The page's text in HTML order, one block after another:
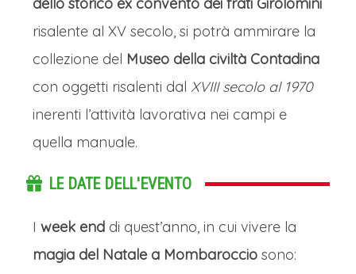
risalente al XV secolo, si potrà ammirare la
collezione del Museo della civiltà Contadina
con oggetti risalenti dal XVIII secolo al 1970
inerenti l’attività lavorativa nei campi e
quella manuale.
LE DATE DELL'EVENTO
I week end di quest’anno, in cui vivere la
magia del Natale a Mombaroccio sono: